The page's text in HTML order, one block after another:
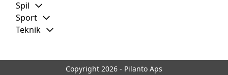
Spil
Sport
Teknik
Copyright 2026 - Pilanto Aps